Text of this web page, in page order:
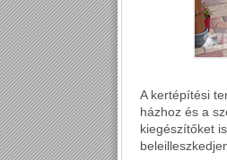
A kertépítési
házhoz és a
kiegészítőket